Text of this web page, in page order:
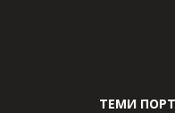
ТЕМИ